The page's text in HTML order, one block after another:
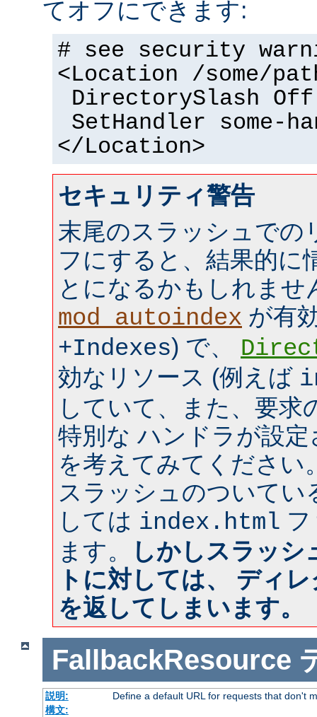
てオフにできます:
# see security
<Location /some/
DirectorySlash Off
SetHandler some-
</Location>
セキュリティ警告
末尾のスラッシュでの
フにすると、結果的に
とになるかもしれませ
mod_autoindex が有
+Indexes) で、
効なリソース (例えば
していて、また、要求
特別な ハンドラが設
を考えてみてください
スラッシュのついてい
しては index.html
ます。
しかしスラッシ
トに対しては、 ディ
を返してしまいます。
FallbackResource
説明:
Define a default URL for requests that don't
構文: